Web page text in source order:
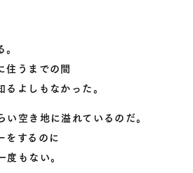
住うまでの間
よしもなかった。
空き地に溢れているのだ。
をするのに
もない。